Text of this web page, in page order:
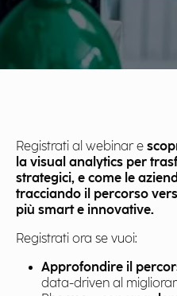
Registrati al webinar e
la visual analytics per
strategici, e come le
tracciando il percorso
più smart e innovative.
Registrati ora se vuoi:
Approfondire il
data-driven al